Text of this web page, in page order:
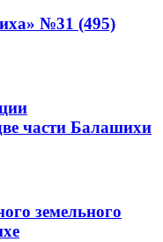
№31 (495)
части Балашихи
земельного